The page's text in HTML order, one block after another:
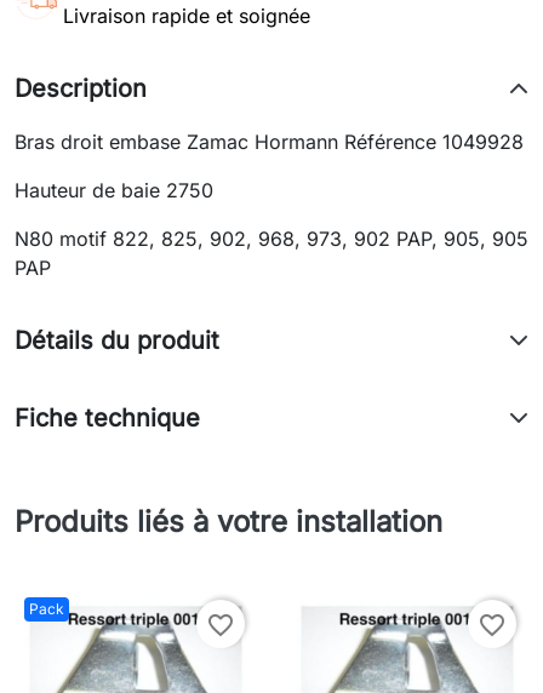
Livraison rapide et soignée
Description
Bras droit embase Zamac Hormann Référence 1049928
Hauteur de baie 2750
N80 motif 822, 825, 902, 968, 973, 902 PAP, 905, 905
PAP
Détails du produit
Fiche technique
Produits liés à votre installation
Pack
favorite_border favorite_border